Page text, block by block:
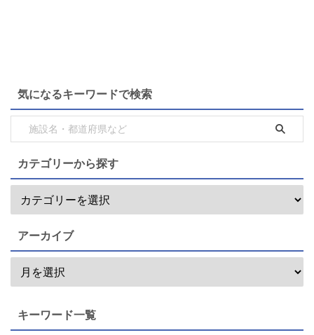
気になるキーワードで検索
カテゴリーから探す
アーカイブ
キーワード一覧